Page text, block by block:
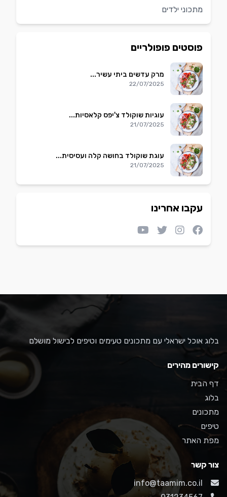
מתכוני ילדים
פוסטים פופולריים
מרק עדשים ביתי עשיר...
22/07/2025
עוגיות שוקולד צ'יפס קלאסיות...
21/07/2025
עוגת שוקולד בחושה קלה ועסיסית...
21/07/2025
עקבו אחרינו
בלוג אוכל ישראלי עם מתכונים טעימים וטיפים לבישול מושלם
קישורים מהירים
דף הבית
בלוג
מתכונים
טיפים
מפת האתר
צור קשר
info@taamim.co.il